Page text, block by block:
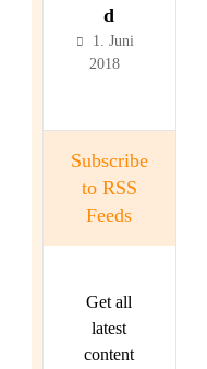
d
1. Juni
2018
Subscribe
to RSS
Feeds
Get all
latest
content